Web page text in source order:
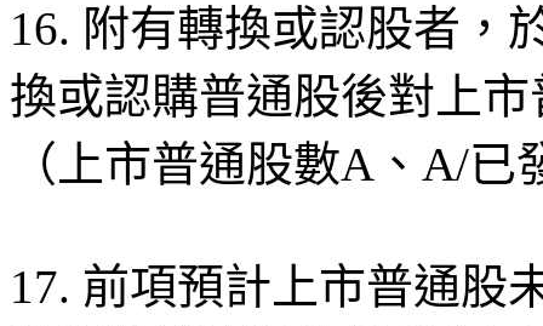
16. 附有轉換或認股者，
換或認購普通股後對上
（上市普通股數A、A/
17. 前項預計上市普通股